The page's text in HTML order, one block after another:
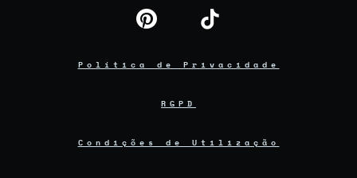
Política de Privacidade
RGPD
Condições de Utilização